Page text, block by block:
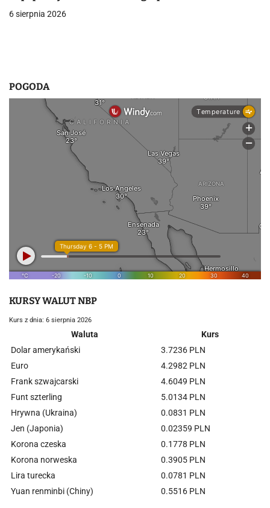
6 sierpnia 2026
POGODA
KURSY WALUT NBP
Kurs z dnia: 6 sierpnia 2026
Waluta
Kurs
Dolar amerykański
3.7236 PLN
Euro
4.2982 PLN
Frank szwajcarski
4.6049 PLN
Funt szterling
5.0134 PLN
Hrywna (Ukraina)
0.0831 PLN
Jen (Japonia)
0.02359 PLN
Korona czeska
0.1778 PLN
Korona norweska
0.3905 PLN
Lira turecka
0.0781 PLN
Yuan renminbi (Chiny)
0.5516 PLN